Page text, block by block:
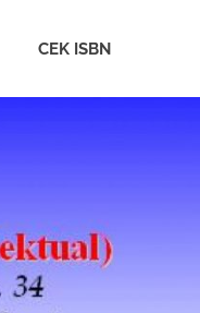
CEK ISBN